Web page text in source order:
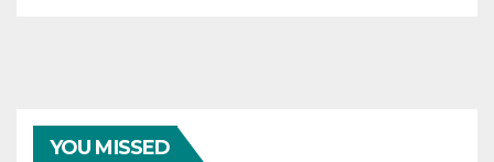
YOU MISSED